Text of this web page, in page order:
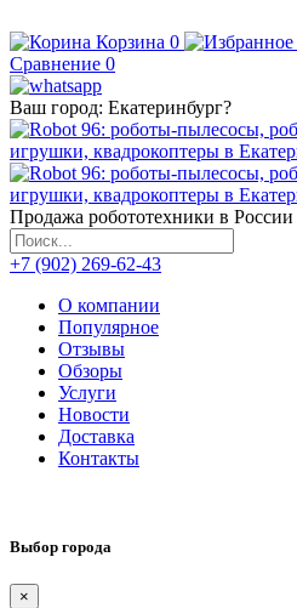
Корзина 0
Сравнение 0
Ваш город: Екатеринбург?
Продажа робототехники в России
+7 (902) 269-62-43
О компании
Популярное
Отзывы
Обзоры
Услуги
Новости
Доставка
Контакты
Выбор города
×